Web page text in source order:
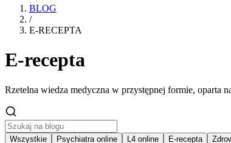
BLOG
/
E-RECEPTA
E-recepta
Rzetelna wiedza medyczna w przystępnej formie, oparta
Wszystkie Psychiatra online L4 online E-recepta